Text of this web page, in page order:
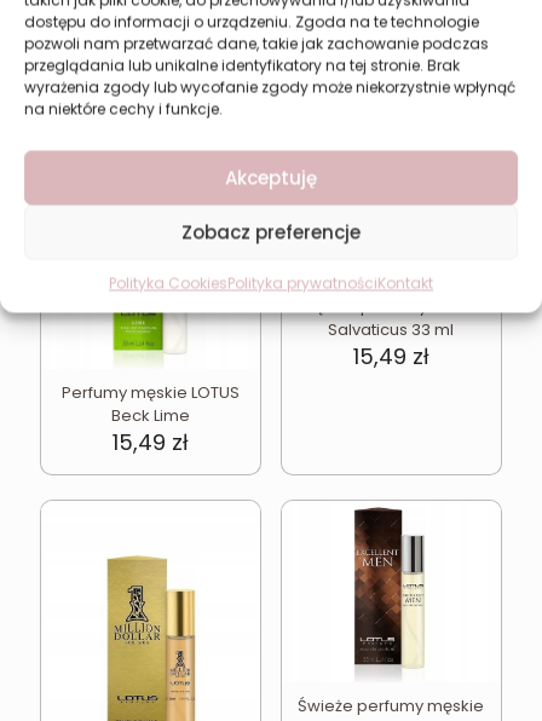
dostępu do informacji o urządzeniu. Zgoda na te technologie
pozwoli nam przetwarzać dane, takie jak zachowanie podczas
przeglądania lub unikalne identyfikatory na tej stronie. Brak
wyrażenia zgody lub wycofanie zgody może niekorzystnie wpłynąć
na niektóre cechy i funkcje.
Akceptuję
Zobacz preferencje
Polityka CookiesPolityka prywatnościKontakt
Perfumy męskie LOTUS
Beck Lime
15,49 zł
Męskie perfumy LOTUS
Salvaticus 33 ml
15,49 zł
Świeże perfumy męskie